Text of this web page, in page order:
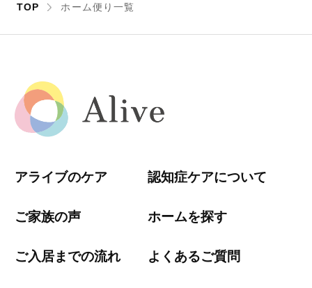
TOP ホーム便り一覧
アライブのケア 認知症ケアについて
ご家族の声 ホームを探す
ご入居までの流れ よくあるご質問